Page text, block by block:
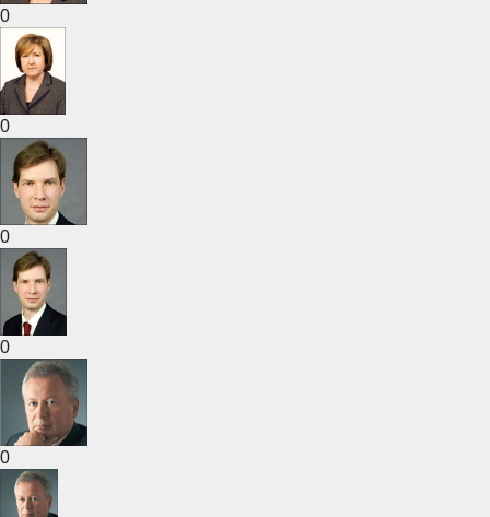
0
0
0
0
0